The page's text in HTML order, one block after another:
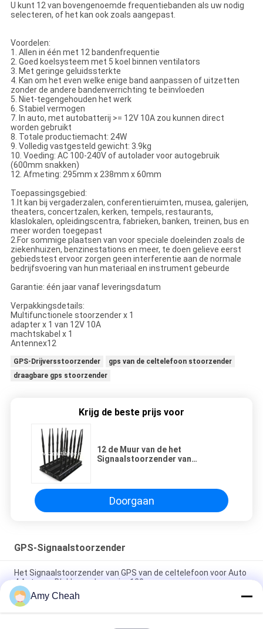
U kunt 12 van bovengenoemde frequentiebanden als uw nodig
selecteren, of het kan ook zoals aangepast.
Voordelen:
1. Allen in één met 12 bandenfrequentie
2. Goed koelsysteem met 5 koel binnen ventilators
3. Met geringe geluidssterkte
4. Kan om het even welke enige band aanpassen of uitzetten
zonder de andere bandenverrichting te beïnvloeden
5. Niet-tegengehouden het werk
6. Stabiel vermogen
7. In auto, met autobatterij >= 12V 10A zou kunnen direct
worden gebruikt
8. Totale productiemacht: 24W
9. Volledig vastgesteld gewicht: 3.9kg
10. Voeding: AC 100-240V of autolader voor autogebruik
(600mm snakken)
12. Afmeting: 295mm x 238mm x 60mm
Toepassingsgebied:
1.It kan bij vergaderzalen, conferentieruimten, musea, galerijen,
theaters, concertzalen, kerken, tempels, restaurants,
klaslokalen, opleidingscentra, fabrieken, banken, treinen, bus en
meer worden toegepast
2.For sommige plaatsen van voor speciale doeleinden zoals de
ziekenhuizen, benzinestations en meer, te doen gelieve eerst
gebiedstest ervoor zorgen geen interferentie aan de normale
bedrijfsvoering van hun materiaal en instrument gebeurde
Garantie: één jaar vanaf leveringsdatum
Verpakkingsdetails:
Multifunctionele stoorzender x 1
adapter x 1 van 12V 10A
machtskabel x 1
Antennex12
GPS-Drijversstoorzender
gps van de celtelefoon stoorzender
draagbare gps stoorzender
Krijg de beste prijs voor
12 de Muur van de het
Signaalstoorzender van
Doorgaan
GPS-Signaalstoorzender
Het Signaalstoorzender van GPS van de celtelefoon voor Auto
4 Antenne Blokkerende waaier 120m
Blocker van de het Signaalstoorzender 1500MHZ van 800mW
30dBm GPS, Gps Stoorzender
Amy Cheah